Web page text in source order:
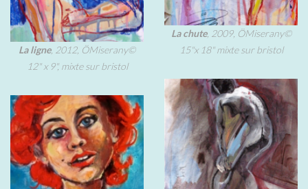
La chute, 2009, ÖMiserany©
15"x 18" mixte sur bristol
La ligne, 2012, ÖMiserany©
12" x 9", mixte sur bristol